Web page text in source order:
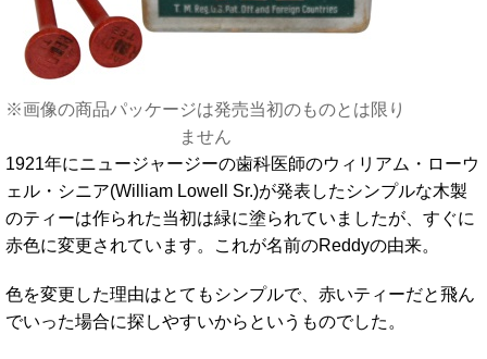
※画像の商品パッケージは発売当初のものとは限り
ません
1921年にニュージャージーの歯科医師のウィリアム・ローウ
ェル・シニア(William Lowell Sr.)が発表したシンプルな木製
のティーは作られた当初は緑に塗られていましたが、すぐに
赤色に変更されています。これが名前のReddyの由来。
色を変更した理由はとてもシンプルで、赤いティーだと飛ん
でいった場合に探しやすいからというものでした。